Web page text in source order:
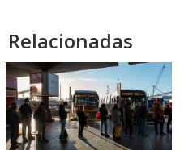
Relacionadas